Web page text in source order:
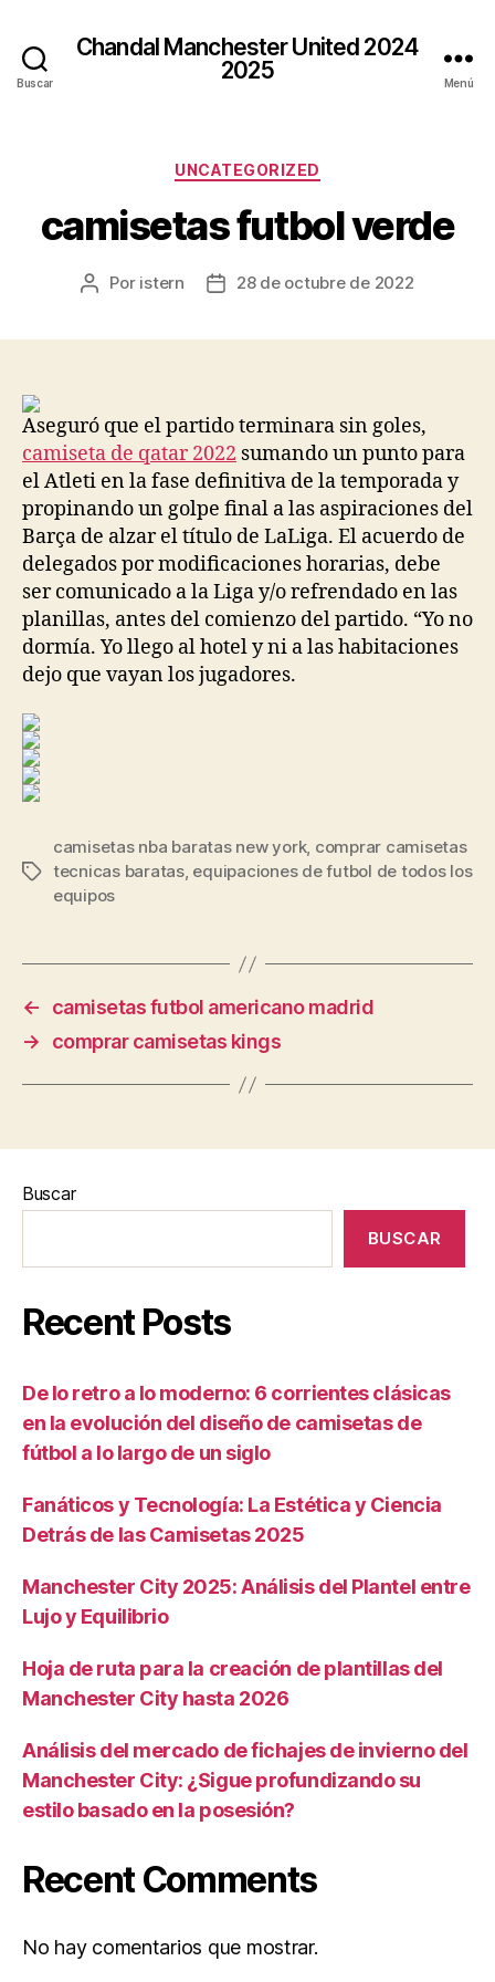
Buscar
Chandal Manchester United 2024
2025
Menú
Categorías
UNCATEGORIZED
camisetas futbol verde
Autor
Por istern
Fecha28 de octubre de 2022
Aseguró que el partido terminara sin goles,
camiseta de qatar 2022 sumando un punto para
el Atleti en la fase definitiva de la temporada y
propinando un golpe final a las aspiraciones del
Barça de alzar el título de LaLiga. El acuerdo de
delegados por modificaciones horarias, debe
ser comunicado a la Liga y/o refrendado en las
planillas, antes del comienzo del partido. “Yo no
dormía. Yo llego al hotel y ni a las habitaciones
dejo que vayan los jugadores.
Etiquetas
camisetas nba baratas new york, comprar camisetas
tecnicas baratas, equipaciones de futbol de todos los
equipos
←
camisetas futbol americano madrid
→
comprar camisetas kings
Buscar
BUSCAR
Recent Posts
De lo retro a lo moderno: 6 corrientes clásicas
en la evolución del diseño de camisetas de
fútbol a lo largo de un siglo
Fanáticos y Tecnología: La Estética y Ciencia
Detrás de las Camisetas 2025
Manchester City 2025: Análisis del Plantel entre
Lujo y Equilibrio
Hoja de ruta para la creación de plantillas del
Manchester City hasta 2026
Análisis del mercado de fichajes de invierno del
Manchester City: ¿Sigue profundizando su
estilo basado en la posesión?
Recent Comments
No hay comentarios que mostrar.